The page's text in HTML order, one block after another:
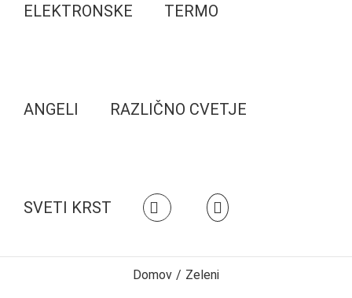
ELEKTRONSKE TERMO
ANGELI RAZLIČNO CVETJE
SVETI KRST
Domov / Zeleni